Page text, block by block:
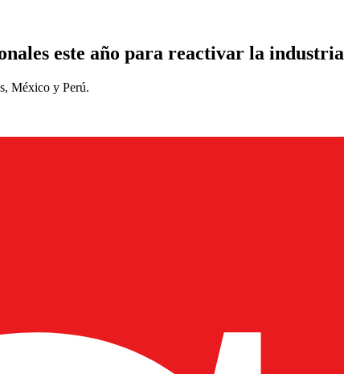
este año para reactivar la industria
México y Perú.